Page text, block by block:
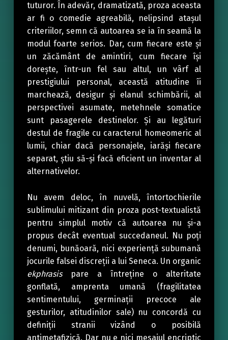
tuturor. În adevăr, dramatizată, proza aceasta
ar fi o comedie agreabilă, nelipsind atașul
criteriilor, semn că autoarea se ia în seamă la
modul foarte serios. Dar, cum fiecare este și
un zăcământ de amintiri, cum fiecare își
dorește, într-un fel sau altul, un vârf al
prestigiului personal, această atitudine îi
marchează, desigur și elanul schimbării, al
perspectivei asumate, metehnele somatice
sunt pasagerele destinelor. Și au legături
destul de fragile cu caracterul homeomeric al
lumii, chiar dacă personajele, iarăși fiecare
separat, știu să-și facă eficient un inventar al
alternativelor.
Nu avem deloc, în nuvelă, întortochierile
sublimului mitizant din proza post-textualistă
pentru simplul motiv că autoarea nu și-a
propus decât eventual succedaneul. Nu poți
denumi, bunăoară, nici experiență subumană
jocurile falsei discreții a lui Seneca. Un organic
ekphrasispare a întreține o alteritate
gonflată, amprenta umană (fragilitatea
sentimentului, germinații precoce ale
gesturilor, atitudinilor sale) nu concordă cu
definiții stranii vizând o posibilă
antimetafizică. Dar nu e nici mesajul encriptic